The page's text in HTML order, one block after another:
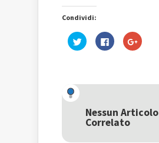
Condividi:
Fai
clic
una
nuova
finestra)
Fai
clic
nuova
finestra)
Fai
clic
una
nuova
Nessun Articolo
Correlato